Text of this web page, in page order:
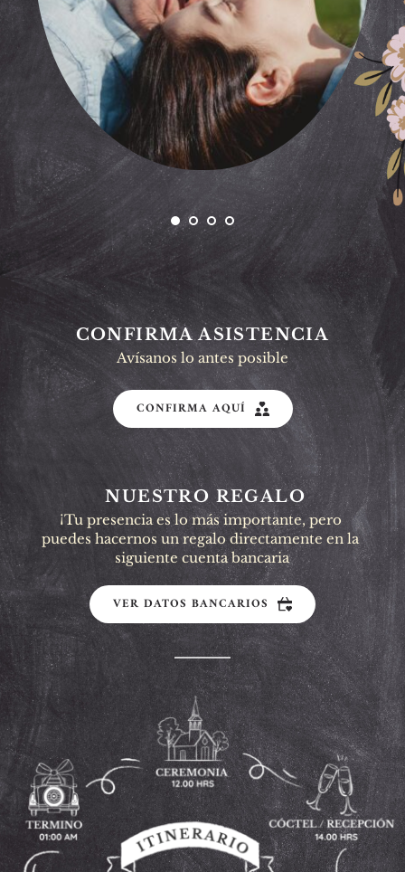
CONFIRMA ASISTENCIA
Avísanos lo antes posible
CONFIRMA AQUÍ
NUESTRO REGALO
¡Tu presencia es lo más importante, pero
puedes hacernos un regalo directamente en la
siguiente cuenta bancaria
VER DATOS BANCARIOS